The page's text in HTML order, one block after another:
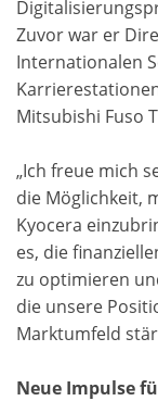
Zuvor war er
Internationalen
Mitsubishi Fuso
„Ich freue mich
die Möglichkeit,
Kyocera
es, die
zu optimieren
die unsere
Marktumfeld
Neue Impulse